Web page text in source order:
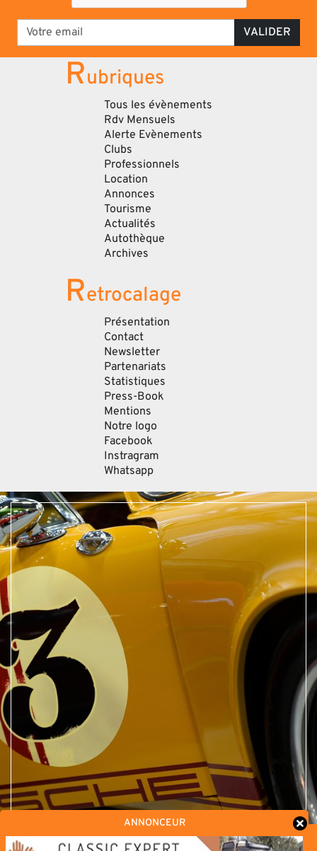
VALIDER
Rubriques
Tous les évènements
Rdv Mensuels
Alerte Evènements
Clubs
Professionnels
Location
Annonces
Tourisme
Actualités
Autothèque
Archives
Retrocalage
Présentation
Contact
Newsletter
Partenariats
Statistiques
Press-Book
Mentions
Notre logo
Facebook
Instragram
Whatsapp
ANNONCEUR